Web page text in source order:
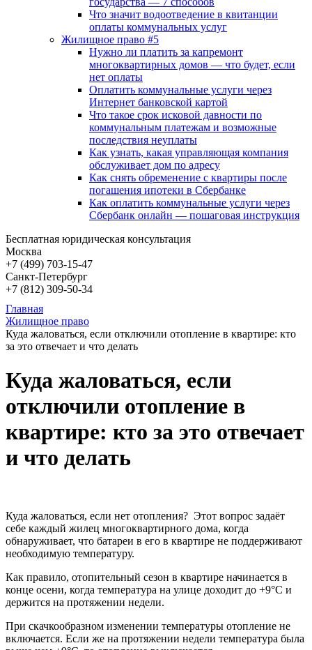
Что значит водоотведение в квитанции
оплаты коммунальных услуг
Жилищное право #5
Нужно ли платить за капремонт
многоквартирных домов — что будет, если
нет оплаты
Оплатить коммунальные услуги через
Интернет банковской картой
Что такое срок исковой давности по
коммунальным платежам и возможные
последствия неуплаты
Как узнать, какая управляющая компания
обслуживает дом по адресу
Как снять обременение с квартиры после
погашения ипотеки в Сбербанке
Как оплатить коммунальные услуги через
Сбербанк онлайн — пошаговая инструкция
Бесплатная юридическая консультация
Москва
+7 (499) 703-15-47
Санкт-Петербург
+7 (812) 309-50-34
Главная
Жилищное право
Куда жаловаться, если отключили отопление в квартире: кто
за это отвечает и что делать
Куда жаловаться, если
отключили отопление в
квартире: кто за это отвечает
и что делать
Куда жаловаться, если нет отопления? Этот вопрос задаёт
себе каждый жилец многоквартирного дома, когда
обнаруживает, что батареи в его в квартире не поддерживают
необходимую температуру.
Как правило, отопительный сезон в квартире начинается в
конце осени, когда температура на улице доходит до +9°C и
держится на протяжении недели.
При скачкообразном изменении температуры отопление не
включается. Если же на протяжении недели температура была